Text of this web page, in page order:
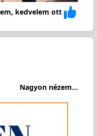
kedvelem ott
Nagyon nézem...